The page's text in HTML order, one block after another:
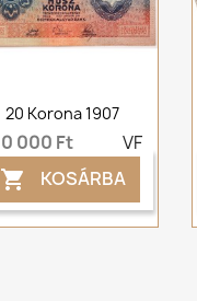
20 Korona 1907
000 Ft VF
 KOSÁRBA